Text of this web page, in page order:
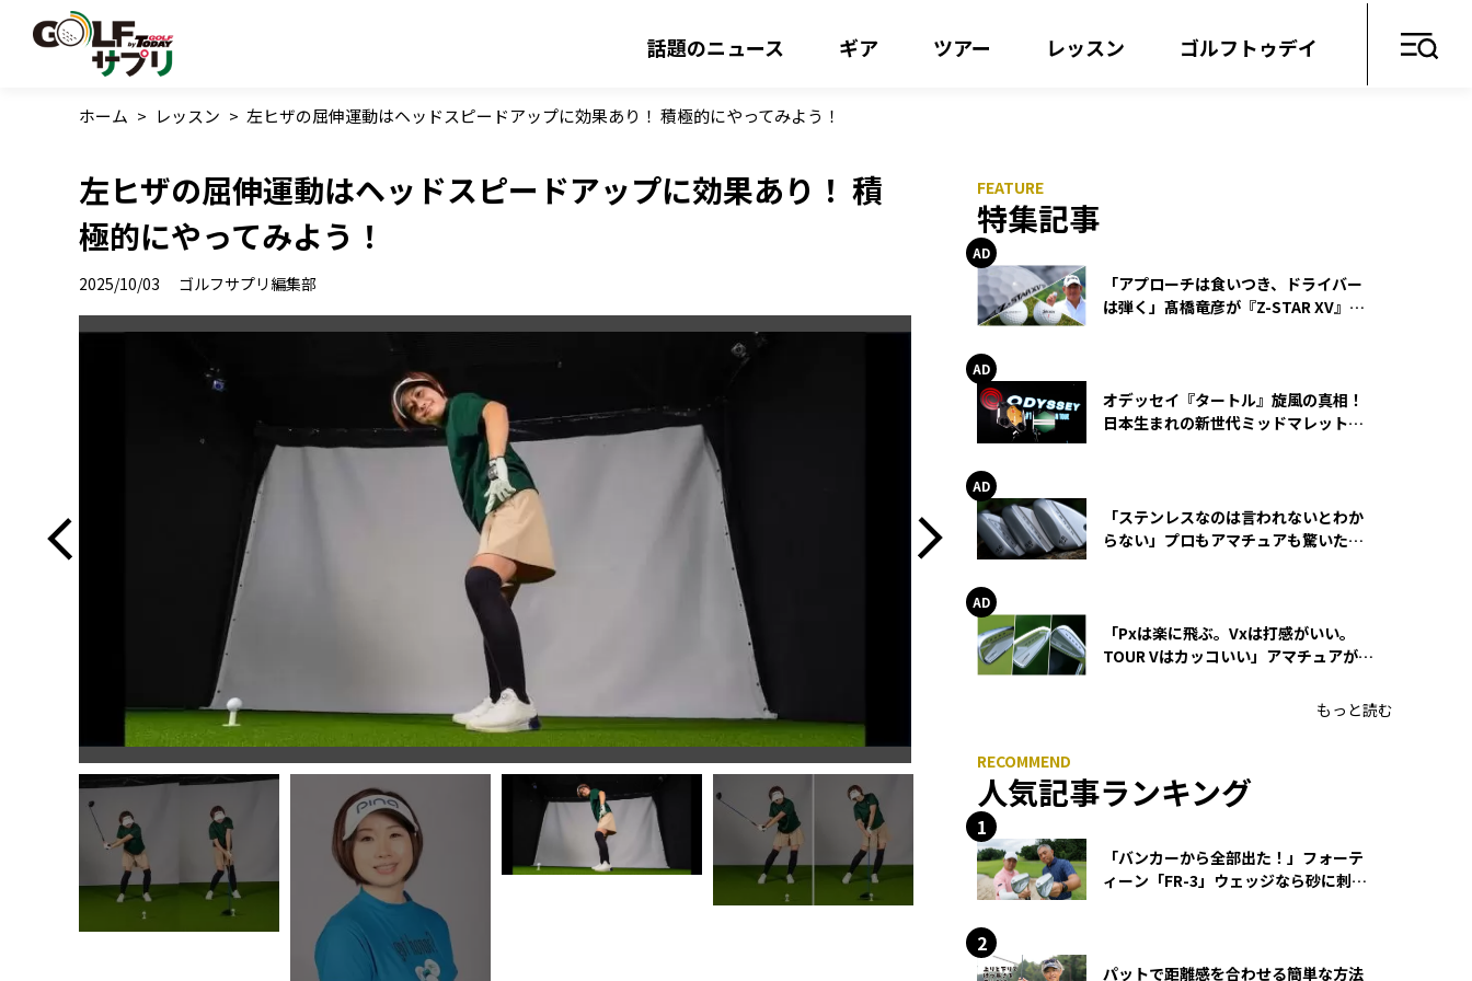
話題のニュース ギア ツアー レッスン ゴルフトゥデイ
ホーム > レッスン > 左ヒザの屈伸運動はヘッドスピードアップに効果あり！ 積極的にやってみよう！
左ヒザの屈伸運動はヘッドスピードアップに効果あり！ 積
極的にやってみよう！
2025/10/03 ゴルフサプリ編集部
特集記事
「アプローチは食いつき、ドライバー
は弾く」髙橋竜彦が『Z-STAR XV』を
オデッセイ『タートル』旋風の真相！
日本生まれの新世代ミッドマレットが
「ステンレスなのは言われないとわか
らない」プロもアマチュアも驚いた
「Pxは楽に飛ぶ。Vxは打感がいい。
TOUR Vはカッコいい」アマチュアが選
もっと読む
人気記事ランキング
「バンカーから全部出た！」フォーテ
ィーン「FR-3」ウェッジなら砂に刺さ
パットで距離感を合わせる簡単な方法